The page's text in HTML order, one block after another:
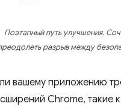
Поэтапный путь улучшения.
разрыв между
вашему приложению
Chrome, такие